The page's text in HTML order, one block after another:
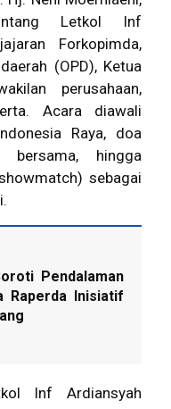
Letkol Inf
Forkopimda,
(OPD), Ketua
perusahaan,
Acara diawali
Raya, doa
bersama, hingga
sebagai
Pendalaman
Raperda Inisiatif
Inf Ardiansyah